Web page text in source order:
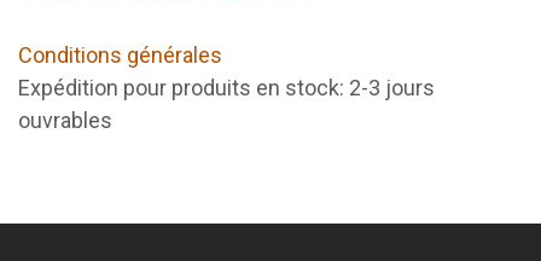
Conditions générales
Expédition pour produits en stock: 2-3 jours
ouvrables